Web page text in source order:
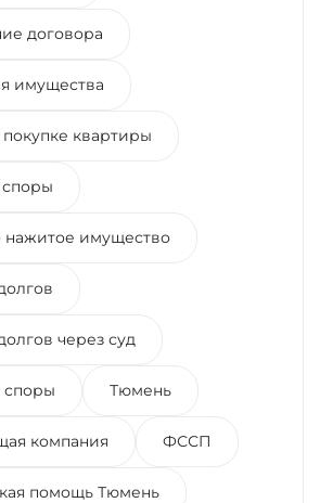
договора
имущества
квартиры
нажитое имущество
через суд
споры Тюмень
компания ФССП
помощь Тюмень